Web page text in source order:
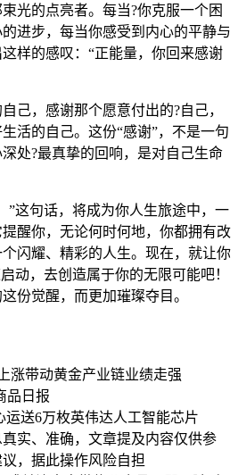
光的点亮者。每当?你克服一个困
进步，每当你感受到内心的平静与
样的感叹：“正能量，你回来感谢
己，感谢那个愿意付出的?自己，
活的自己。这份“感谢”，不是一句
处?最真挚的回响，是对自己生命
”这句话，将成为你人生旅途中，一
醒你，无论何时何地，你都拥有改
闪耀、精彩的人生。现在，就让你
动，去创造属于你的无限可能吧！
份觉醒，而更加璀璨夺目。
涨带动黄金产业链业绩走强
品日报
送6万枚英伟达人工智能芯片
实、准确，文章提及内容仅供参
，据此操作风险自担